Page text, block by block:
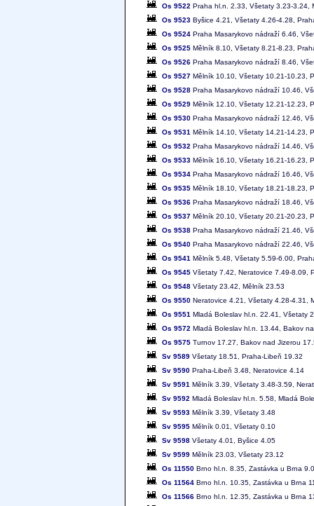
Os 9522 Praha hl.n. 2.33, Všetaty 3.23-3.24,
Os 9523 Byšice 4.21, Všetaty 4.26-4.28,
Os 9524 Praha Masarykovo nádraží 6.46,
Os 9525 Mělník 8.10, Všetaty 8.21-8.23,
Os 9526 Praha Masarykovo nádraží 8.46,
Os 9527 Mělník 10.10, Všetaty 10.21-10.23,
Os 9528 Praha Masarykovo nádraží 10.46,
Os 9529 Mělník 12.10, Všetaty 12.21-12.23,
Os 9530 Praha Masarykovo nádraží 12.46,
Os 9531 Mělník 14.10, Všetaty 14.21-14.23,
Os 9532 Praha Masarykovo nádraží 14.46,
Os 9533 Mělník 16.10, Všetaty 16.21-16.23,
Os 9534 Praha Masarykovo nádraží 16.46,
Os 9535 Mělník 18.10, Všetaty 18.21-18.23,
Os 9536 Praha Masarykovo nádraží 18.46,
Os 9537 Mělník 20.10, Všetaty 20.21-20.23,
Os 9538 Praha Masarykovo nádraží 21.46,
Os 9540 Praha Masarykovo nádraží 22.46,
Os 9541 Mělník 5.48, Všetaty 5.59-6.00,
Os 9545 Všetaty 7.42, Neratovice 7.49-8.09,
Os 9548 Všetaty 23.42, Mělník 23.53
Os 9550 Neratovice 4.21, Všetaty 4.28-4.31,
Os 9551 Mladá Boleslav hl.n. 22.41, Všetaty
Os 9572 Mladá Boleslav hl.n. 13.44, Bakov
Os 9575 Turnov 17.27, Bakov nad Jizerou
Sv 9589 Všetaty 18.51, Praha-Libeň 19.32
Sv 9590 Praha-Libeň 3.48, Neratovice 4.14
Sv 9591 Mělník 3.39, Všetaty 3.48-3.59,
Sv 9592 Mladá Boleslav hl.n. 5.58, Mladá
Sv 9593 Mělník 3.39, Všetaty 3.48
Sv 9595 Mělník 0.01, Všetaty 0.10
Sv 9598 Všetaty 4.01, Byšice 4.05
Sv 9599 Mělník 23.03, Všetaty 23.12
Os 11550 Brno hl.n. 8.35, Zastávka u Brna
Os 11564 Brno hl.n. 10.35, Zastávka u Brna
Os 11566 Brno hl.n. 12.35, Zastávka u Brna